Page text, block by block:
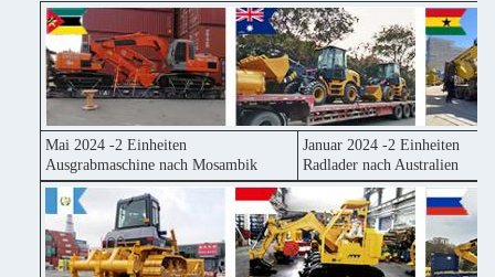
Mai 2024 -2 Einheiten
Ausgrabmaschine nach Mosambik
Januar 2024 -2 Einheiten
Radlader nach Australien